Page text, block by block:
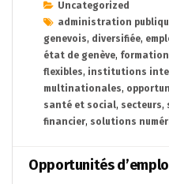
Uncategorized
administration
genevois, diversifiée,
état de genève,
flexibles, institutions
multinationales,
santé et social, secteurs,
financier, solutions
Opportunités